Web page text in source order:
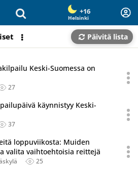
+16
Helsinki
Päivitä lista
Keski-Suomessa on
27
käynnistyy Keski-
37
loppuviikosta: Muiden
valita vaihtoehtoisia reittejä
25